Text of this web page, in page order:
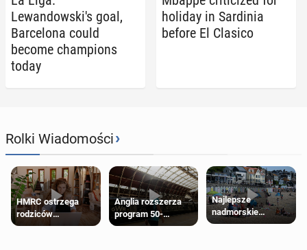
Lewandowski's goal,
Barcelona could
become cham­pi­ons
today
holiday in Sar­dinia
before El Clasico
Rolki Wiadomości›
HMRC ostrzega
rodziców
pobierających Child
Anglia rozszerza
program 50-
procentowych
Najlepsze
nadmorskie
miasteczko blisko